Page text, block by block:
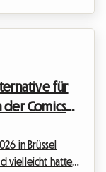
für
der Comics
in Brüssel
vielleicht hatten